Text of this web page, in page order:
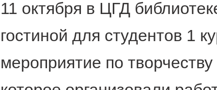
11 октября в ЦГД
гостиной для студентов 1
мероприятие по